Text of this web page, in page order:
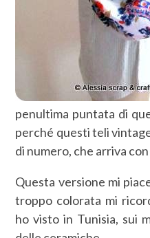
penultima puntata di
perché questi teli
di numero, che arriva
Questa versione mi
troppo colorata mi
ho visto in Tunisia, sui